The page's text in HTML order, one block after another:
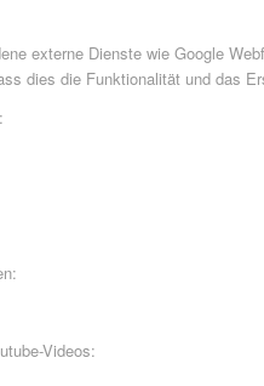
externe Dienste wie Google
dies die Funktionalität und das
Videos: